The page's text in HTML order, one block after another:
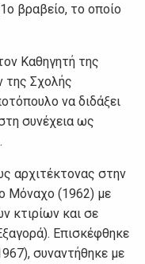
βραβείο, το οποίο
Καθηγητή της
της Σχολής
να διδάξει
συνέχεια ως
αρχιτέκτονας στην
Μόναχο (1962) με
κτιρίων και σε
Επισκέφθηκε
συναντήθηκε με